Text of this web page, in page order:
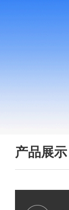
产品展示